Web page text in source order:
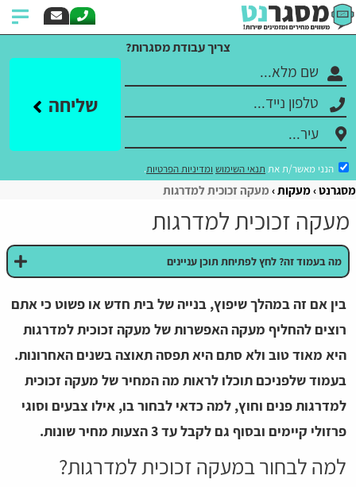
צריך עבודת מסגרות?
שליחה
הנני מאשר/ת את תנאי השימוש ומדיניות הפרטיות.
מסגרנט מעקות מעקה זכוכית למדרגות
מעקה זכוכית למדרגות
מה בעמוד זה? לחץ לפתיחת תוכן עניינים
בין אם זה במהלך שיפוץ, בנייה של בית חדש או פשוט כי אתם
רוצים להחליף מעקה האפשרות של מעקה זכוכית למדרגות
היא מאוד טוב ולא סתם היא תפסה תאוצה בשנים האחרונות.
בעמוד שלפניכם תוכלו לראות מה המחיר של מעקה זכוכית
למדרגות פנים וחוץ, למה כדאי לבחור בו, אילו צבעים וסוגי
פרזולי קיימים ובסוף גם לקבל עד 3 הצעות מחיר שונות.
למה לבחור במעקה זכוכית למדרגות?